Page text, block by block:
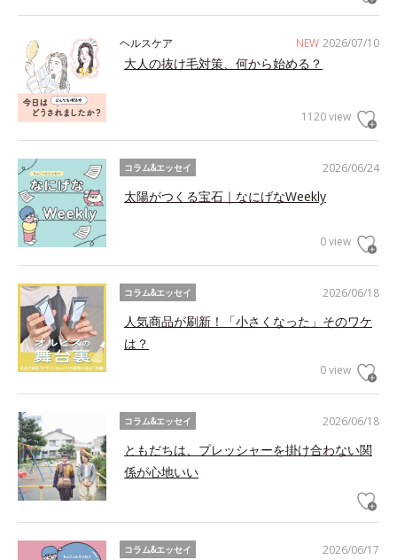
NEW 2026/07/10
ヘルスケア
大人の抜け毛対策、何から始める？
1120 view
2026/06/24
コラム&エッセイ
太陽がつくる宝石｜なにげなWeekly
0 view
2026/06/18
コラム&エッセイ
人気商品が刷新！「小さくなった」そのワケ
は？
0 view
2026/06/18
コラム&エッセイ
ともだちは、プレッシャーを掛け合わない関
係が心地いい
2026/06/17
コラム&エッセイ